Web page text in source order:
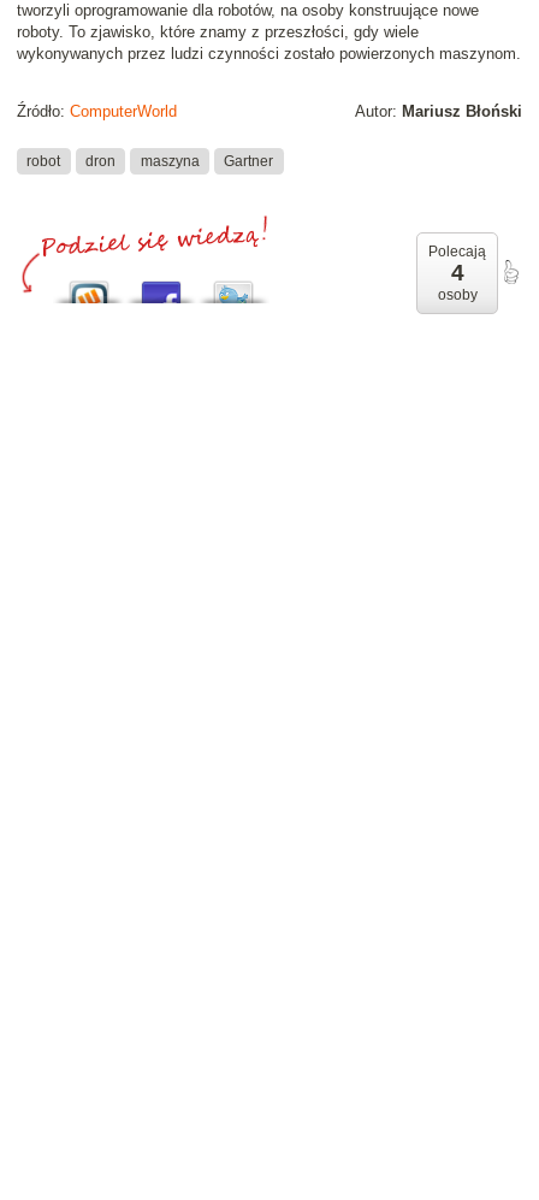
tworzyli oprogramowanie dla robotów, na osoby konstruujące nowe
roboty. To zjawisko, które znamy z przeszłości, gdy wiele
wykonywanych przez ludzi czynności zostało powierzonych maszynom.
Autor: Mariusz Błoński
Źródło: ComputerWorld
robot dron maszyna Gartner
Polecają
4
osoby